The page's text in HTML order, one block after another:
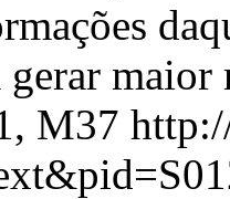
maior
M37